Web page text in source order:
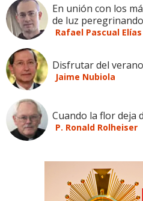
En unión con los
de luz
Rafael Pascual Elías
Disfrutar del verano
Jaime Nubiola
Cuando la flor deja
P. Ronald Rolheiser